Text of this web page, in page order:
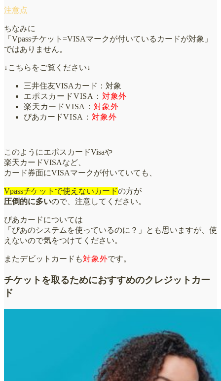
ちなみに
「Vpassチケット=VISAマークが付いているカードが対象」
ではありません。
↓こちらをご覧ください↓
三井住友VISAカード：対象
エポスカードVISA： 対象外
楽天カードVISA： 対象外
ぴあカードVISA： 対象外
このようにエポスカードVisaや
楽天カードVISAなど、
カード券面にVISAマークが付いていても、
Vpassチケットで使えないカードの方が
圧倒的に多いので、注意してください。
ぴあカードについては
「ぴあのシステムを使っているのに？」とも思いますが、使
えないので気をつけてください。
またデビットカードも対象外です。
チケットを取るためにおすすめのクレジットカー
ド